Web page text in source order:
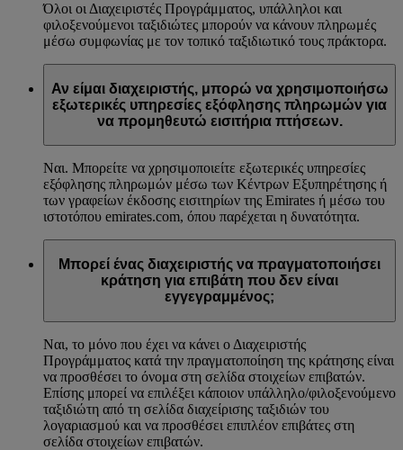
Όλοι οι Διαχειριστές Προγράμματος, υπάλληλοι και
φιλοξενούμενοι ταξιδιώτες μπορούν να κάνουν πληρωμές
μέσω συμφωνίας με τον τοπικό ταξιδιωτικό τους πράκτορα.
Αν είμαι διαχειριστής, μπορώ να χρησιμοποιήσω
εξωτερικές υπηρεσίες εξόφλησης πληρωμών για
να προμηθευτώ εισιτήρια πτήσεων.
Ναι. Μπορείτε να χρησιμοποιείτε εξωτερικές υπηρεσίες
εξόφλησης πληρωμών μέσω των Κέντρων Εξυπηρέτησης ή
των γραφείων έκδοσης εισιτηρίων της Emirates ή μέσω του
ιστοτόπου emirates.com, όπου παρέχεται η δυνατότητα.
Μπορεί ένας διαχειριστής να πραγματοποιήσει
κράτηση για επιβάτη που δεν είναι
εγγεγραμμένος;
Ναι, το μόνο που έχει να κάνει ο Διαχειριστής
Προγράμματος κατά την πραγματοποίηση της κράτησης είναι
να προσθέσει το όνομα στη σελίδα στοιχείων επιβατών.
Επίσης μπορεί να επιλέξει κάποιον υπάλληλο/φιλοξενούμενο
ταξιδιώτη από τη σελίδα διαχείρισης ταξιδιών του
λογαριασμού και να προσθέσει επιπλέον επιβάτες στη
σελίδα στοιχείων επιβατών.